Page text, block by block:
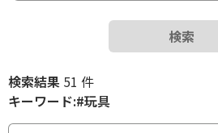
検索
検索結果 51 件
キーワード:#玩具